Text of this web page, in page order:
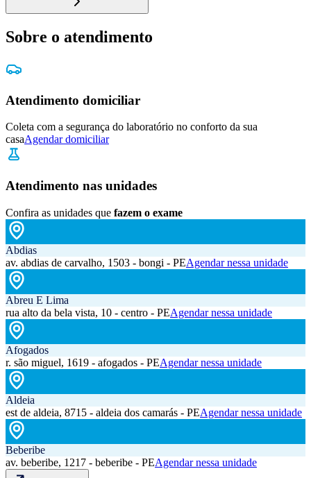
Sobre o atendimento
Atendimento domiciliar
Coleta com a segurança do laboratório no conforto da sua
casaAgendar domiciliar
Atendimento nas unidades
Confira as unidades que fazem o exame
Abdias
av. abdias de carvalho, 1503 - bongi - PEAgendar nessa unidade
Abreu E Lima
rua alto da bela vista, 10 - centro - PEAgendar nessa unidade
Afogados
r. são miguel, 1619 - afogados - PEAgendar nessa unidade
Aldeia
est de aldeia, 8715 - aldeia dos camarás - PEAgendar nessa unidade
Beberibe
av. beberibe, 1217 - beberibe - PEAgendar nessa unidade